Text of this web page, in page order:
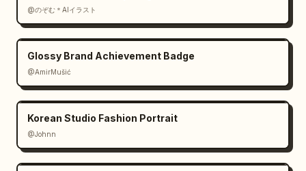
@のぞむ＊AIイラスト
Glossy Brand Achievement Badge
@AmirMušić
Korean Studio Fashion Portrait
@Johnn